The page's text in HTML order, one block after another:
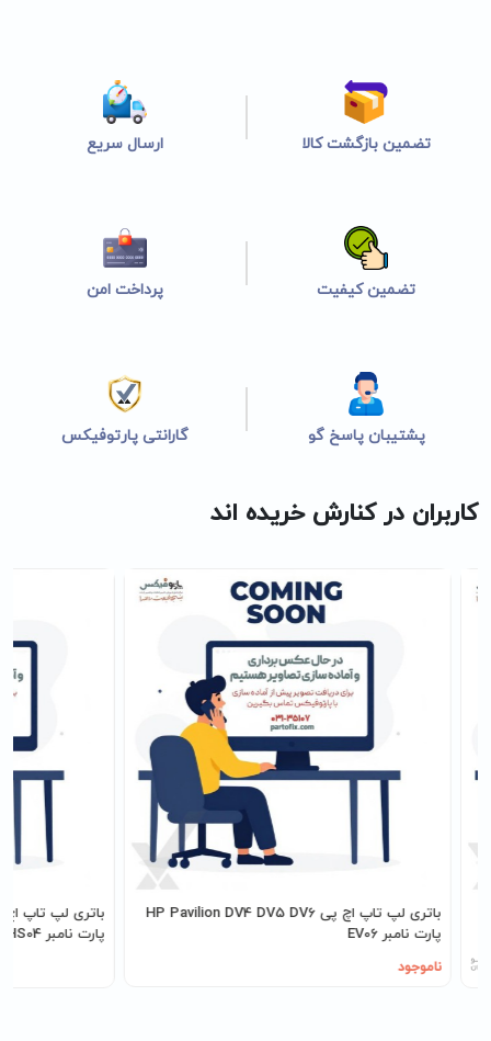
تضمین بازگشت کالا ارسال سریع
تضمین کیفیت پرداخت امن
پشتیبان پاسخ گو گارانتی پارتوفیکس
کاربران در کنارش خریده اند
باتری لپ تاپ اچ پی HP Pavilion DV4 DV5 DV6
پارت نامبر EV06
ناموجود
پارت نامبر HS03-HS04